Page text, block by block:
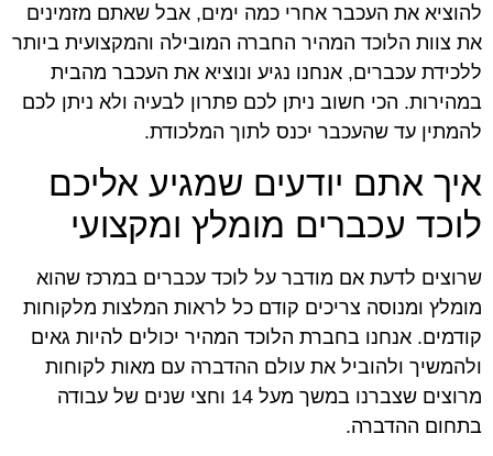
להוציא את העכבר אחרי כמה ימים, אבל שאתם מזמינים
את צוות הלוכד המהיר החברה המובילה והמקצועית ביותר
ללכידת עכברים, אנחנו נגיע ונוציא את העכבר מהבית
במהירות. הכי חשוב ניתן לכם פתרון לבעיה ולא ניתן לכם
להמתין עד שהעכבר יכנס לתוך המלכודת.
איך אתם יודעים שמגיע אליכם
לוכד עכברים מומלץ ומקצועי
שרוצים לדעת אם מודבר על לוכד עכברים במרכז שהוא
מומלץ ומנוסה צריכים קודם כל לראות המלצות מלקוחות
קודמים. אנחנו בחברת הלוכד המהיר יכולים להיות גאים
ולהמשיך ולהוביל את עולם ההדברה עם מאות לקוחות
מרוצים שצברנו במשך מעל 14 וחצי שנים של עבודה
בתחום ההדברה.